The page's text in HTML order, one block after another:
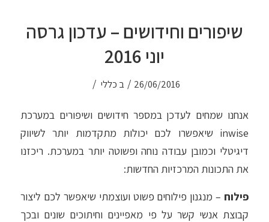
שיפורים וחידושים – עדכון גרסה
יוני 2016
26/06/2016
/ ב כללי /
אנחנו שמחים לעדכן במספר חידושים ושיפורים במערכת
inwise שיאפשרו לכם יכולות מתקדמות יותר לשיווק
דיגיטלי וכמובן עבודה נוחה ופשוטה יותר במערכת. ריכזנו
את התכונות המרכזיות החדשות:
פילוח – מנגנון פילוחים פשוט ועוצמתי שיאפשר לכם ליצור
קבוצת אנשי קשר על פי מאפיינים וחיתוכים שונים ובכך